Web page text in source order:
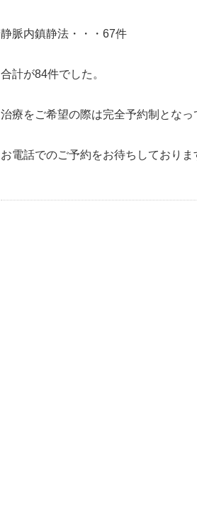
静脈内鎮静法・・・67件
合計が84件でした。
治療をご希望の際は完全予約制となっ
お電話でのご予約をお待ちしておりま